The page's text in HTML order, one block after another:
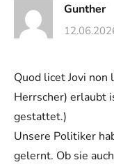
Gunther
Quod licet Jovi
Herrscher) erlaubt
gestattet.)
Unsere Politiker
gelernt. Ob sie